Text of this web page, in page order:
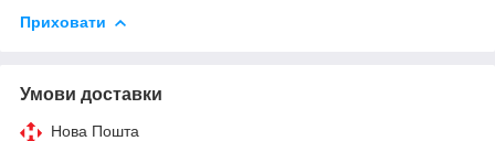
Приховати
Умови доставки
Нова Пошта